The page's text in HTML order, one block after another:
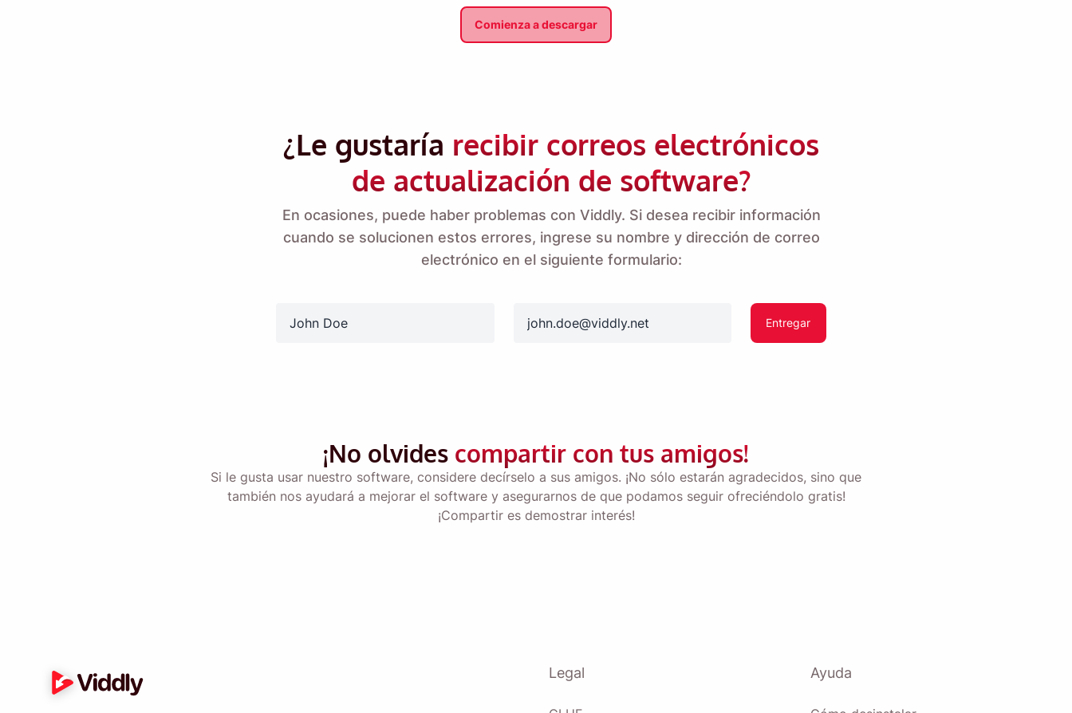
Comienza a descargar
¿Le gustaría recibir correos electrónicos
de actualización de software?
En ocasiones, puede haber problemas con Viddly. Si desea recibir información
cuando se solucionen estos errores, ingrese su nombre y dirección de correo
electrónico en el siguiente formulario:
Entregar
¡No olvides compartir con tus amigos!
Si le gusta usar nuestro software, considere decírselo a sus amigos. ¡No sólo estarán agradecidos, sino que
también nos ayudará a mejorar el software y asegurarnos de que podamos seguir ofreciéndolo gratis!
¡Compartir es demostrar interés!
Legal Ayuda
Recuérdamelo 🔔
Envíate un recordatorio para descargar Viddly cuando vuelvas a usar MacOS o PC con
Windows.
Enviar